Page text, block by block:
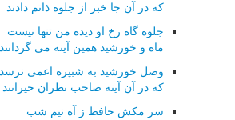
که در آن جا خبر از جلوه ذاتم دادند
جلوه گاه رخ او دیده من تنها نیست
ماه و خورشید همین آینه می گردانند
وصل خورشید به شبپره اعمی نرسد
که در آن آینه صاحب نظران حیرانند
سر مکش حافظ ز آه نیم شب